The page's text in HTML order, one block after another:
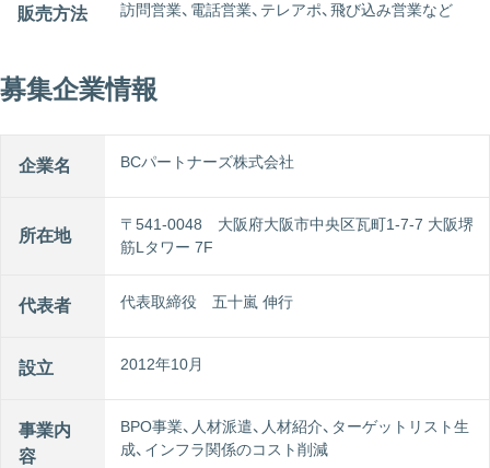
販売方法 訪問営業、電話営業、テレアポ、飛び込み営業など
募集企業情報
企業名 BCパートナーズ株式会社
所在地
〒541-0048 大阪府大阪市中央区瓦町1-7-7 大阪堺
筋Lタワー 7F
代表者 代表取締役 五十嵐 伸行
設立 2012年10月
事業内
容
BPO事業、人材派遣、人材紹介、ターゲットリスト生
成、インフラ関係のコスト削減